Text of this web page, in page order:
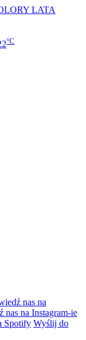
LATA
°C
nas na
nas na Instagram-ie
Spotify Wyślij do